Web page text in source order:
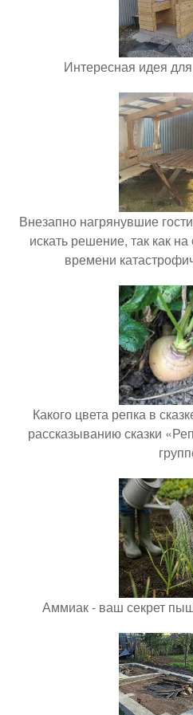
Интересная идея
Внезапно нагрянувшие
искать решение, так как
времени
Какого цвета репка в
рассказыванию сказки
Аммиак - ваш секрет